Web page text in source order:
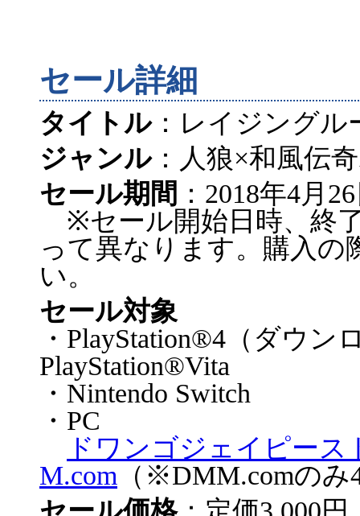
セール詳細
タイトル：レイジングル
ジャンル：人狼×和風伝
セール期間 ：2018年4月
※セール開始日時、終
って異なります。購入の
い。
セール対象
・PlayStation®4（ダウン
PlayStation®Vita
・Nintendo Switch
・PC
ドワンゴジェイピース
M.com （※DMM.comの